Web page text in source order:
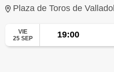
Plaza de Toros de
VIE
25 SEP
19:00